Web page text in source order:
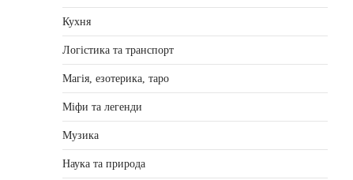
Кухня
Логістика та транспорт
Магія, езотерика, таро
Міфи та легенди
Музика
Наука та природа